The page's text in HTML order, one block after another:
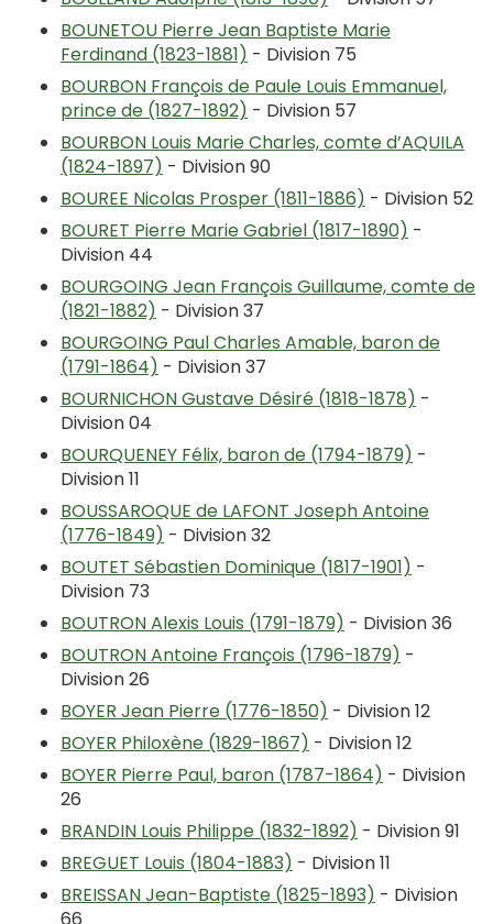
BOUNETOU Pierre Jean Baptiste Marie
Ferdinand (1823-1881) - Division 75
BOURBON François de Paule Louis Emmanuel,
prince de (1827-1892) - Division 57
BOURBON Louis Marie Charles, comte d’AQUILA
(1824-1897) - Division 90
BOUREE Nicolas Prosper (1811-1886) - Division 52
BOURET Pierre Marie Gabriel (1817-1890) -
Division 44
BOURGOING Jean François Guillaume, comte de
(1821-1882) - Division 37
BOURGOING Paul Charles Amable, baron de
(1791-1864) - Division 37
BOURNICHON Gustave Désiré (1818-1878) -
Division 04
BOURQUENEY Félix, baron de (1794-1879) -
Division 11
BOUSSAROQUE de LAFONT Joseph Antoine
(1776-1849) - Division 32
BOUTET Sébastien Dominique (1817-1901) -
Division 73
BOUTRON Alexis Louis (1791-1879) - Division 36
BOUTRON Antoine François (1796-1879) -
Division 26
BOYER Jean Pierre (1776-1850) - Division 12
BOYER Philoxène (1829-1867) - Division 12
BOYER Pierre Paul, baron (1787-1864) - Division
26
BRANDIN Louis Philippe (1832-1892) - Division 91
BREGUET Louis (1804-1883) - Division 11
BREISSAN Jean-Baptiste (1825-1893) - Division